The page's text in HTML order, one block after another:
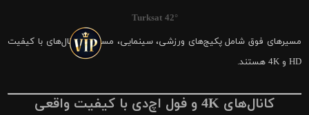
Turksat 42°
مسیرهای فوق شامل پکیج‌های ورزشی، سینمایی، مستند و کانال‌های با کیفیت
HD و 4K هستند.
کانال‌های 4K و فول اچ‌دی با کیفیت واقعی